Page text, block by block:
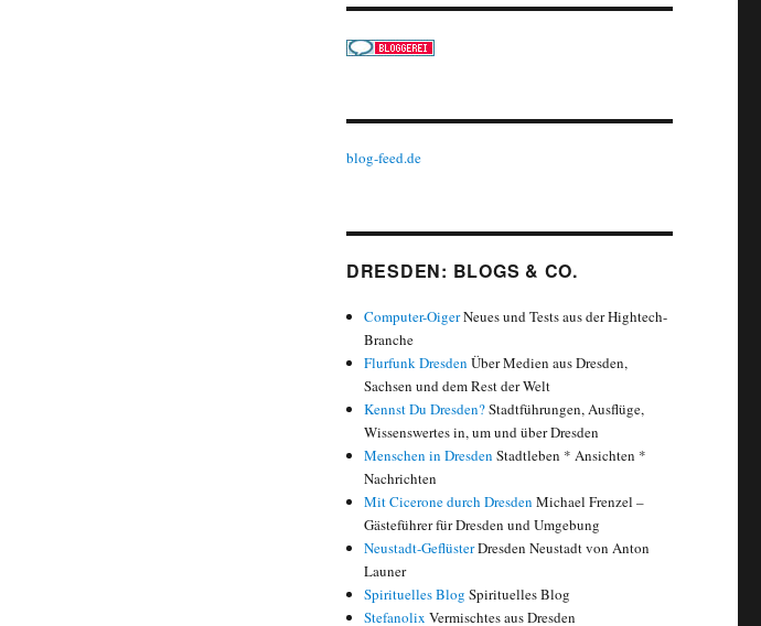
blog-feed.de
DRESDEN: BLOGS & CO.
Computer-OigerNeues und Tests aus der Hightech-
Branche
Flurfunk Dresden Über Medien aus Dresden,
Sachsen und dem Rest der Welt
Kennst Du Dresden?Stadtführungen, Ausflüge,
Wissenswertes in, um und über Dresden
Menschen in Dresden Stadtleben * Ansichten *
Nachrichten
Mit Cicerone durch Dresden Michael Frenzel –
Gästeführer für Dresden und Umgebung
Neustadt-GeflüsterDresden Neustadt von Anton
Launer
Spirituelles Blog Spirituelles Blog
Stefanolix Vermischtes aus Dresden